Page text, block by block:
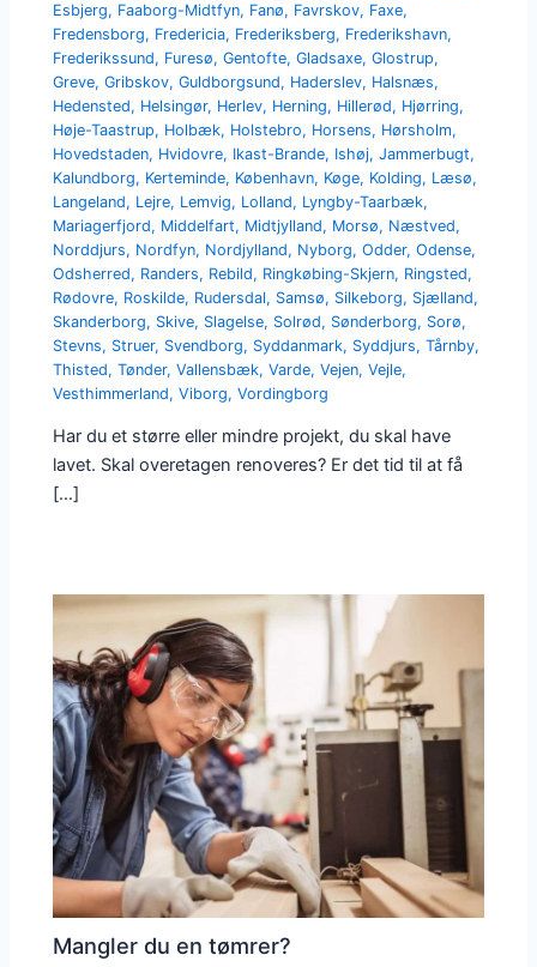
Esbjerg, Faaborg-Midtfyn, Fanø, Favrskov, Faxe,
Fredensborg, Fredericia, Frederiksberg, Frederikshavn,
Frederikssund, Furesø,Gentofte,Gladsaxe,Glostrup,
Greve,Gribskov,Guldborgsund, Haderslev, Halsnæs,
Hedensted, Helsingør, Herlev, Herning, Hillerød, Hjørring,
Høje-Taastrup, Holbæk, Holstebro, Horsens, Hørsholm,
Hovedstaden, Hvidovre, Ikast-Brande, Ishøj,Jammerbugt,
Kalundborg, Kerteminde, København, Køge, Kolding, Læsø,
Langeland, Lejre, Lemvig, Lolland, Lyngby-Taarbæk,
Mariagerfjord, Middelfart, Midtjylland, Morsø, Næstved,
Norddjurs, Nordfyn, Nordjylland, Nyborg,Odder,Odense,
Odsherred, Randers, Rebild, Ringkøbing-Skjern, Ringsted,
Rødovre, Roskilde, Rudersdal, Samsø, Silkeborg, Sjælland,
Skanderborg, Skive, Slagelse, Solrød, Sønderborg, Sorø,
Stevns, Struer, Svendborg, Syddanmark, Syddjurs,Tårnby,
Thisted,Tønder,Vallensbæk,Varde,Vejen,Vejle,
Vesthimmerland,Viborg,Vordingborg
Har du et større eller mindre projekt, du skal have
lavet. Skal overetagen renoveres? Er det tid til at få
[…]
Mangler du en tømrer?